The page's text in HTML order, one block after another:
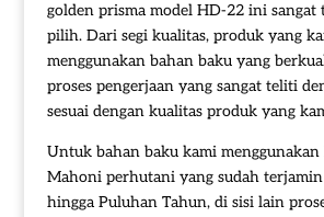
golden prisma model HD-22 ini sangat
pilih. Dari segi kualitas, produk yang
menggunakan bahan baku yang
proses pengerjaan yang sangat teliti
sesuai dengan kualitas produk yang
Untuk bahan baku kami menggunakan
Mahoni perhutani yang sudah
hingga Puluhan Tahun, di sisi lain